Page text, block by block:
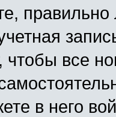
все
в него